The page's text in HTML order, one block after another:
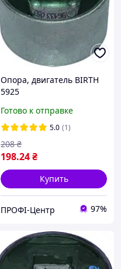
Опора, двигатель BIRTH
5925
Готово к отправке
5.0 (1)
198.24₴
208 ₴
Купить
ПРОФІ-Центр 97%